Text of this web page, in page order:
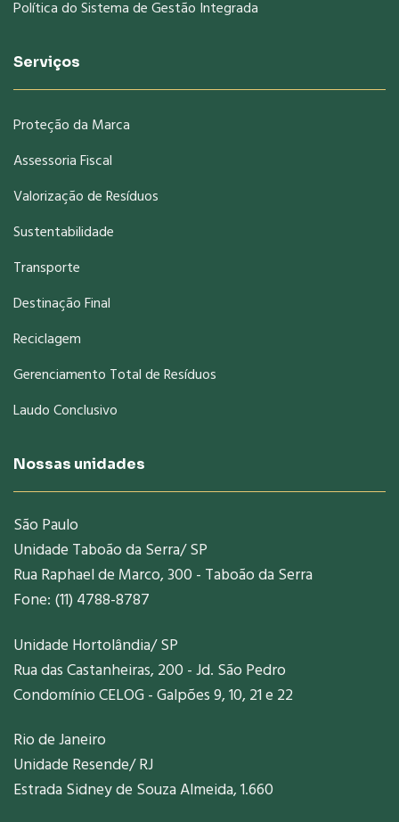
Política do Sistema de Gestão Integrada
Serviços
Proteção da Marca
Assessoria Fiscal
Valorização de Resíduos
Sustentabilidade
Transporte
Destinação Final
Reciclagem
Gerenciamento Total de Resíduos
Laudo Conclusivo
Nossas unidades
São Paulo
Unidade Taboão da Serra/ SP
Rua Raphael de Marco, 300 - Taboão da Serra
Fone: (11) 4788-8787
Unidade Hortolândia/ SP
Rua das Castanheiras, 200 - Jd. São Pedro
Condomínio CELOG - Galpões 9, 10, 21 e 22
Rio de Janeiro
Unidade Resende/ RJ
Estrada Sidney de Souza Almeida, 1.660